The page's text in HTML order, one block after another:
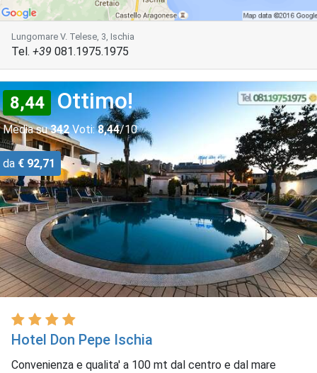
Lungomare V. Telese, 3, Ischia
Tel. +39 081.1975.1975
8,44 Ottimo!
Media su342Voti: 8,44/10
da € 92,71
Hotel Don Pepe Ischia
Convenienza e qualita' a 100 mt dal centro e dal mare